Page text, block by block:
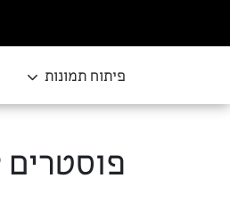
פיתוח תמונות
פוסטרים